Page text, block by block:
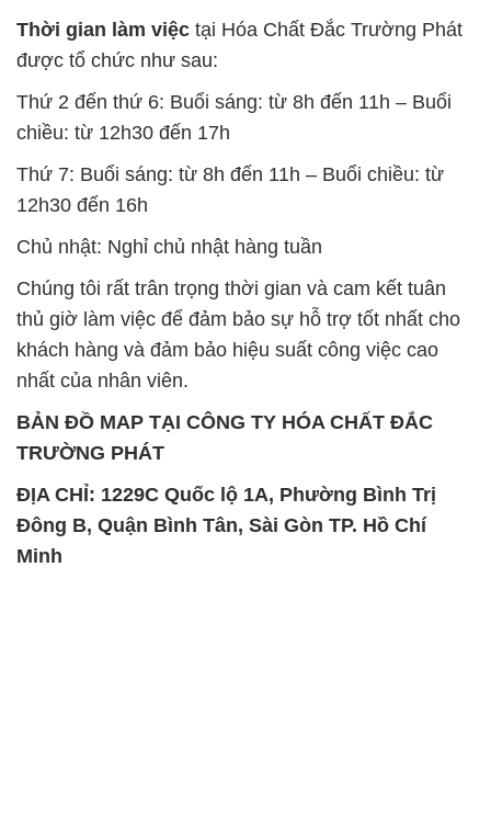
Thời gian làm việc tại Hóa Chất Đắc Trường Phát
được tổ chức như sau:
Thứ 2 đến thứ 6: Buổi sáng: từ 8h đến 11h – Buổi
chiều: từ 12h30 đến 17h
Thứ 7: Buổi sáng: từ 8h đến 11h – Buổi chiều: từ
12h30 đến 16h
Chủ nhật: Nghỉ chủ nhật hàng tuần
Chúng tôi rất trân trọng thời gian và cam kết tuân
thủ giờ làm việc để đảm bảo sự hỗ trợ tốt nhất cho
khách hàng và đảm bảo hiệu suất công việc cao
nhất của nhân viên.
BẢN ĐỒ MAP TẠI CÔNG TY HÓA CHẤT ĐẮC
TRƯỜNG PHÁT
ĐỊA CHỈ: 1229C Quốc lộ 1A, Phường Bình Trị
Đông B, Quận Bình Tân, Sài Gòn TP. Hồ Chí
Minh